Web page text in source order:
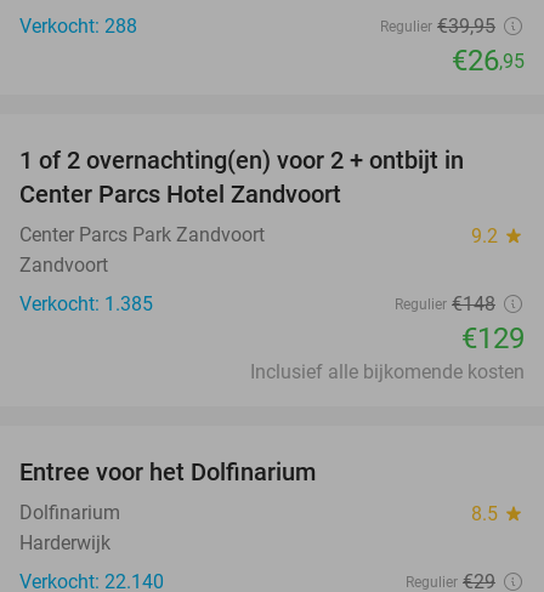
Verkocht: 288
Regulier €39,95
€26,95
1 of 2 overnachting(en) voor 2 + ontbijt in
Center Parcs Hotel Zandvoort
Center Parcs Park Zandvoort 9.2 star
Zandvoort
Verkocht: 1.385
Regulier €148
€129
Inclusief alle bijkomende kosten
Entree voor het Dolfinarium
Dolfinarium 8.5 star
Harderwijk
Verkocht: 22.140
Regulier €29